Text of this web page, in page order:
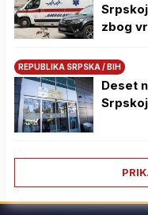
zbog
REPUBLIKA SRPSKA / BIH
Deset